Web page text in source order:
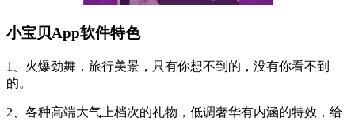
小宝贝App软件特色
1、火爆劲舞，旅行美景，只有你想不到的，没有你看不到
的。
2、各种高端大气上档次的礼物，低调奢华有内涵的特效，给